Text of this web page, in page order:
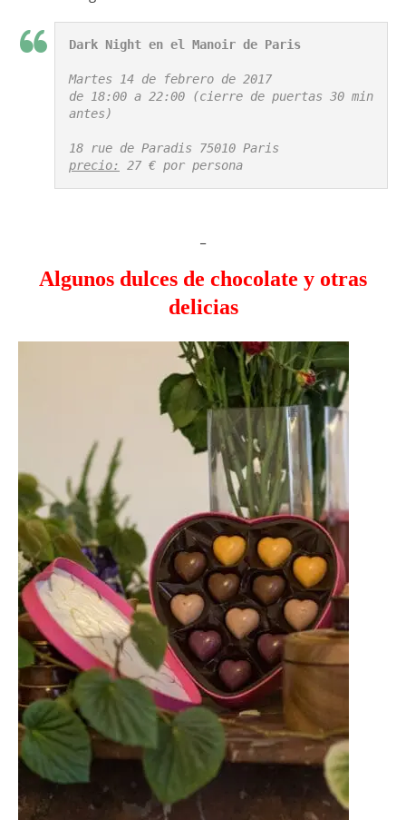
Dark Night en el Manoir de Paris
Martes 14 de febrero de 2017
de 18:00 a 22:00 (cierre de puertas 30 min
antes)
precio:
27 € por persona
Algunos dulces de chocolate y otras
delicias